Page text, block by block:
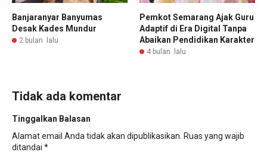
Banjaranyar Banyumas
Desak Kades Mundur
2 bulan lalu
Pemkot Semarang Ajak Guru
Adaptif di Era Digital Tanpa
Abaikan Pendidikan Karakter
4 bulan lalu
Tidak ada komentar
Tinggalkan Balasan
Alamat email Anda tidak akan dipublikasikan. Ruas yang wajib
ditandai *